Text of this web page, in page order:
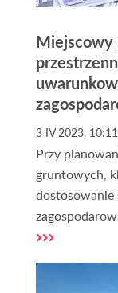
Miejscowy
3 IV 2023,
Przy
gruntowych,
dostosowanie
przypadku